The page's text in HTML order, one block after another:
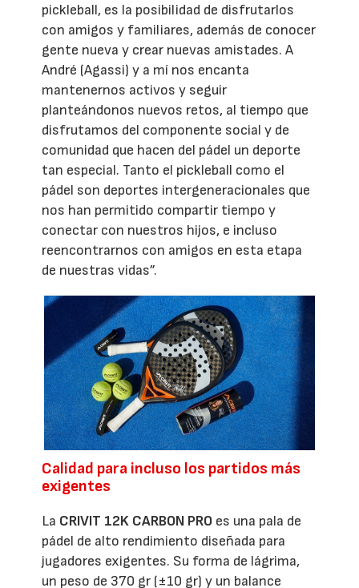
pickleball, es la posibilidad de disfrutarlos
con amigos y familiares, además de conocer
gente nueva y crear nuevas amistades. A
André (Agassi) y a mí nos encanta
mantenernos activos y seguir
planteándonos nuevos retos, al tiempo que
disfrutamos del componente social y de
comunidad que hacen del pádel un deporte
tan especial. Tanto el pickleball como el
pádel son deportes intergeneracionales que
nos han permitido compartir tiempo y
conectar con nuestros hijos, e incluso
reencontrarnos con amigos en esta etapa
de nuestras vidas”.
Calidad para incluso los partidos más
exigentes
La CRIVIT 12K CARBON PRO es una pala de
pádel de alto rendimiento diseñada para
jugadores exigentes. Su forma de lágrima,
un peso de 370 gr (±10 gr) y un balance